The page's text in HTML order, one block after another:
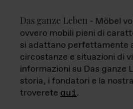
Das ganze Leben - Möbel
ovvero mobili pieni di
si adattano perfettamente
circostanze e situazioni di
informazioni su Das ganze
storia, i fondatori e la
troverete qui.